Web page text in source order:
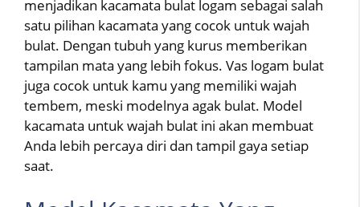
menjadikan kacamata bulat logam sebagai salah
satu pilihan kacamata yang cocok untuk wajah
bulat. Dengan tubuh yang kurus memberikan
tampilan mata yang lebih fokus. Vas logam bulat
juga cocok untuk kamu yang memiliki wajah
tembem, meski modelnya agak bulat. Model
kacamata untuk wajah bulat ini akan membuat
Anda lebih percaya diri dan tampil gaya setiap
saat.